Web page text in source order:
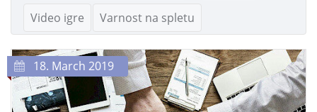
Video igre Varnost na spletu
18. March 2019